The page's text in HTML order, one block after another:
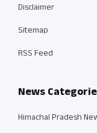
Disclaimer
Sitemap
RSS Feed
News
Himachal Pradesh